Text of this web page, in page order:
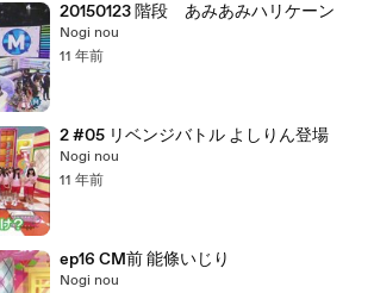
20150123 階段 あみあみハリケーン
Nogi nou
11 年前
2 #05 リベンジバトル よしりん登場
Nogi nou
11 年前
ep16 CM前 能條いじり
Nogi nou